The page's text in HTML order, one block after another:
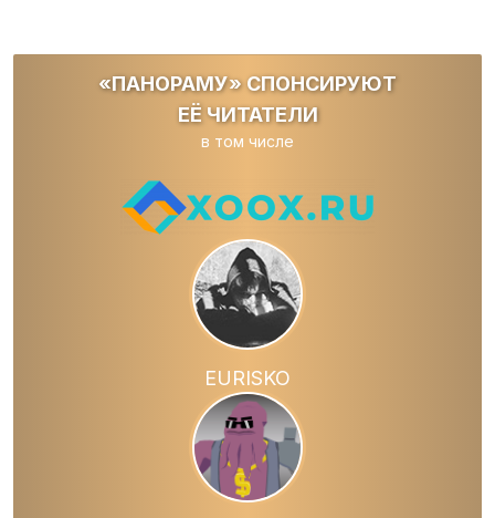
«ПАНОРАМУ» СПОНСИРУЮТ
ЕЁ ЧИТАТЕЛИ
в том числе
EURISKO